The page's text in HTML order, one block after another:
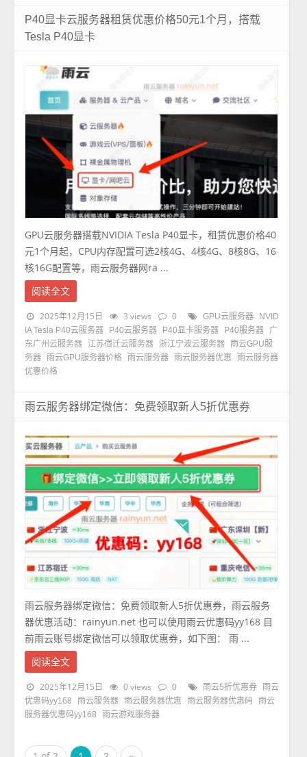
P40显卡云服务器租赁优惠价格50元1个月，搭载
Tesla P40显卡
GPU云服务器搭载NVIDIA Tesla P40显卡，租赁优惠价格40
元1个月起，CPU内存配置可选2核4G、4核4G、8核8G、16
核16G配置等，雨云服务器网ra ...
阅读全文
2025年12月15日 3 views 0 GPU云服务器
NVID
IA Tesla P40云服务器
P40云服务器 P40显卡服务器 P40服务器
广
东广州云服务器
江苏宿迁云服务器 浙江宁波云服务器
雨云GPU服
务器
雨云GPU服务器价格 雨云服务器 雨云服务器优惠
雨云服务器
优惠价格
雨云服务器绑定微信：免费领取新人5折优惠券
雨云服务器绑定微信：免费领取新人5折优惠券，雨云服务
器优惠活动：rainyun.net 也可以使用雨云优惠码yy168 目
前雨云账号绑定微信可以领取优惠券，如下图： 雨 ...
阅读全文
2025年12月15日 0 views 0 雨云5折优惠券
雨云
优惠码yy168
雨云服务器 雨云服务器优惠 雨云服务器优惠码
雨云
服务器优惠码yy168
雨云游戏服务器